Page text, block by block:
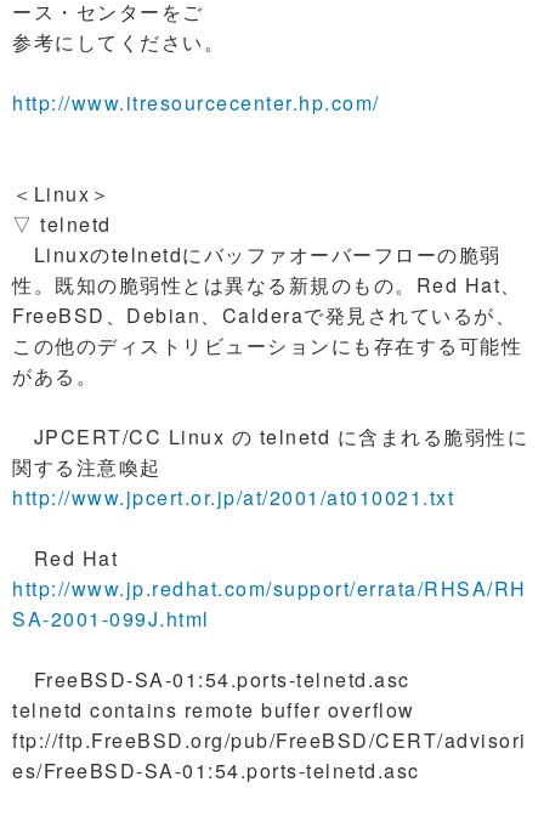
ース・センターをご
参考にしてください。
http://www.itresourcecenter.hp.com/
＜Linux＞
▽ telnetd
Linuxのtelnetdにバッファオーバーフローの脆弱
性。既知の脆弱性とは異なる新規のもの。Red Hat、
FreeBSD、Debian、Calderaで発見されているが、
この他のディストリビューションにも存在する可能性
がある。
JPCERT/CC Linux の telnetd に含まれる脆弱性に
関する注意喚起
http://www.jpcert.or.jp/at/2001/at010021.txt
Red Hat
http://www.jp.redhat.com/support/errata/RHSA/RH
SA-2001-099J.html
FreeBSD-SA-01:54.ports-telnetd.asc
telnetd contains remote buffer overflow
ftp://ftp.FreeBSD.org/pub/FreeBSD/CERT/advisori
es/FreeBSD-SA-01:54.ports-telnetd.asc